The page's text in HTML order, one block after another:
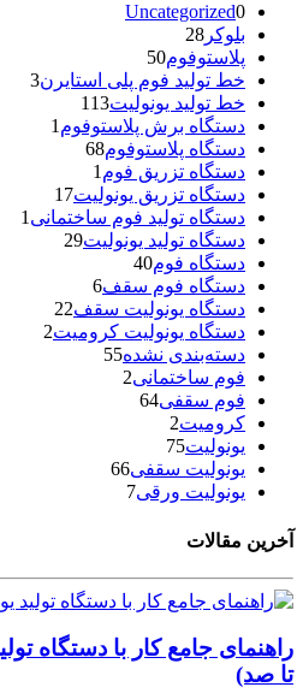
Uncategorized0
بلوکر 28
پلاستوفوم50
خط تولید فوم پلی استایرن3
خط تولید یونولیت113
دستگاه برش پلاستوفوم1
دستگاه پلاستوفوم68
دستگاه تزریق فوم1
دستگاه تزریق یونولیت17
دستگاه تولید فوم ساختمانی1
دستگاه تولید یونولیت29
دستگاه فوم40
دستگاه فوم سقف6
دستگاه یونولیت سقف22
دستگاه یونولیت کرومیت2
دسته‌بندی نشده55
فوم ساختمانی2
فوم سقفی64
کرومیت2
یونولیت75
یونولیت سقفی66
یونولیت ورقی7
آخرین مقالات
راهنمای جامع کار با دستگاه
تا صد)